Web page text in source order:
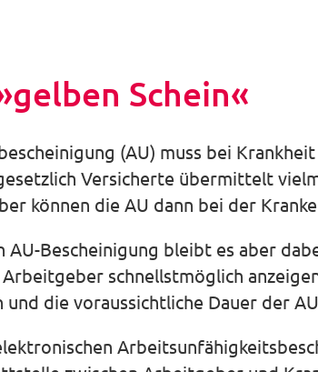
Schein«
(AU) muss bei
Versicherte übermittelt
können die AU dann bei der
Bescheinigung bleibt es aber
schnellstmöglich
und die voraussichtliche Dauer der